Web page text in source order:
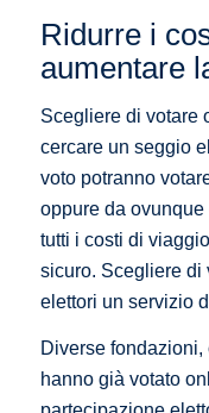
Ridurre i
aumentare
Scegliere di votare
cercare un seggio
voto potranno
oppure da
tutti i costi di
sicuro. Scegliere di
elettori un servizio
Diverse
hanno già votato